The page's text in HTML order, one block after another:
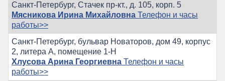
Санкт-Петербург, Стачек пр-кт., д. 105, корп. 5
Мясникова Ирина Михайловна Телефон и часы
работы>>
Санкт-Петербург, бульвар Новаторов, дом 49, корпус
2, литера А, помещение 1-Н
Хлусова Арина Георгиевна Телефон и часы
работы>>